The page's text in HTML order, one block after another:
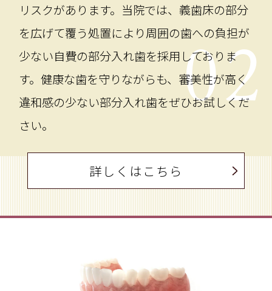
リスクがあります。当院では、義歯床の部分
を広げて覆う処置により周囲の歯への負担が
少ない自費の部分入れ歯を採用しておりま
す。健康な歯を守りながらも、審美性が高く
違和感の少ない部分入れ歯をぜひお試しくだ
さい。
02
詳しくはこちら